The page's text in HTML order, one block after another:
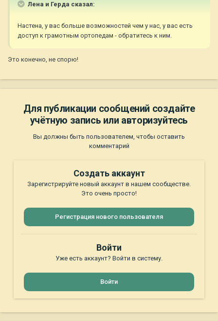
Лена и Герда сказал:
Настена, у вас больше возможностей чем у нас, у вас есть
доступ к грамотным ортопедам - обратитесь к ним.
Это конечно, не спорю!
Для публикации сообщений создайте
учётную запись или авторизуйтесь
Вы должны быть пользователем, чтобы оставить
комментарий
Создать аккаунт
Зарегистрируйте новый аккаунт в нашем сообществе.
Это очень просто!
Регистрация нового пользователя
Войти
Уже есть аккаунт? Войти в систему.
Войти